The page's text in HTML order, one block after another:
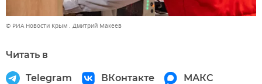
© РИА Новости Крым . Дмитрий Макеев
Читать в
Telegram ВКонтакте МАКС